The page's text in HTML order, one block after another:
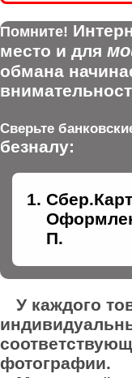
Помните!
место и для
обмана
Сверьте
безналу:
П.
У каждого
фотографии.